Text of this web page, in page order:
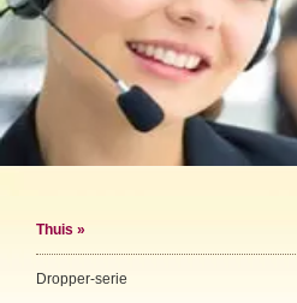
Thuis »
Dropper-serie